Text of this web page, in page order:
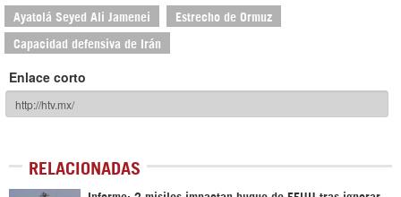
Ayatolá Seyed Ali Jamenei Estrecho de Ormuz
Capacidad defensiva de Irán
Enlace corto
RELACIONADAS